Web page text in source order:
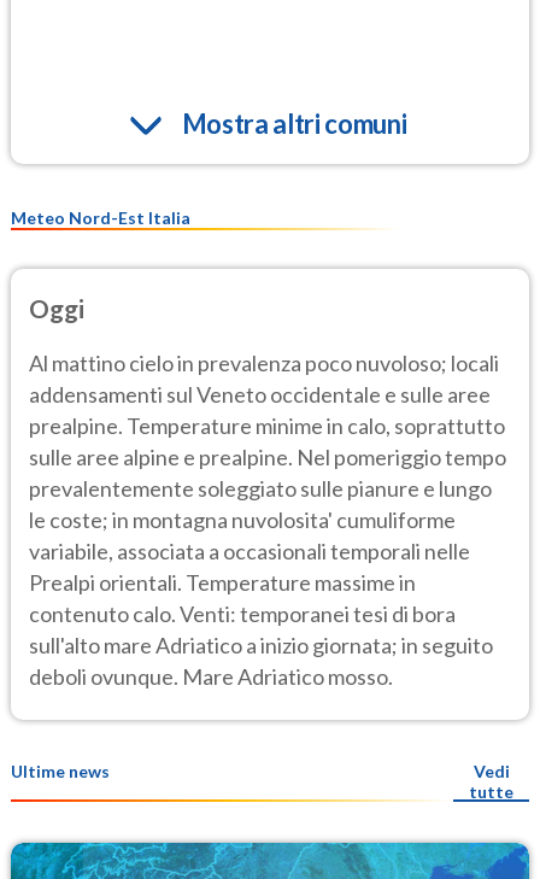
Mostra altri comuni
Meteo Nord-Est Italia
Oggi
Al mattino cielo in prevalenza poco nuvoloso; locali
addensamenti sul Veneto occidentale e sulle aree
prealpine. Temperature minime in calo, soprattutto
sulle aree alpine e prealpine. Nel pomeriggio tempo
prevalentemente soleggiato sulle pianure e lungo
le coste; in montagna nuvolosita' cumuliforme
variabile, associata a occasionali temporali nelle
Prealpi orientali. Temperature massime in
contenuto calo. Venti: temporanei tesi di bora
sull'alto mare Adriatico a inizio giornata; in seguito
deboli ovunque. Mare Adriatico mosso.
Ultime news
Vedi
tutte